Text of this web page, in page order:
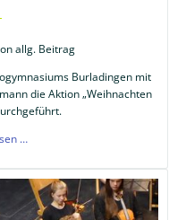
allg. Beitrag
Burladingen mit
die Aktion „Weihnachten
…Weihnachten
Schuhkarton